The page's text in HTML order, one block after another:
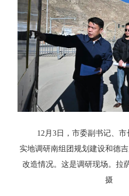
12月3日，市委副书记、市
实地调研南组团规划建设和德
改造情况。这是调研现场。 拉
摄